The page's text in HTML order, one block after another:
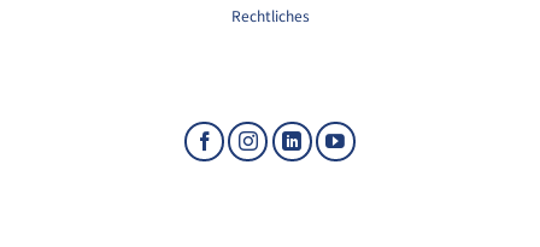
Rechtliches